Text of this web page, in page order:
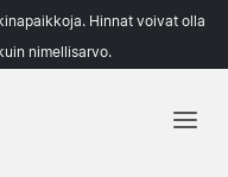
Hinnat voivat olla
nimellisarvo.